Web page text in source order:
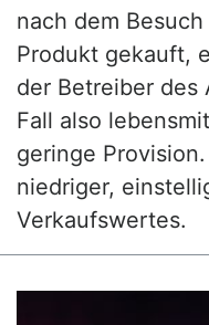
nach dem
Produkt gekauft,
der Betreiber des
Fall also
geringe
niedriger,
Verkaufswertes.